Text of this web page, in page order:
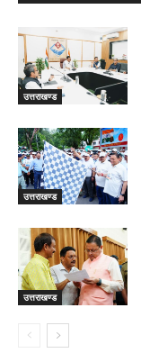
उत्तराखण्ड
उत्तराखण्ड
उत्तराखण्ड